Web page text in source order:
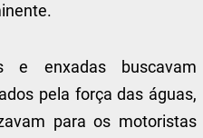
e enxadas buscavam
pela força das águas,
para os motoristas